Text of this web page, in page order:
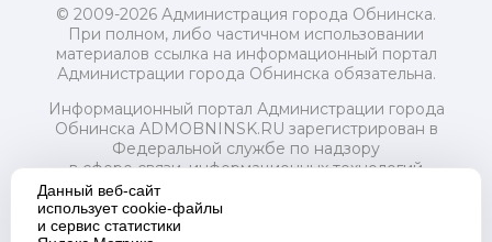
© 2009-2026 Администрация города Обнинска.
При полном, либо частичном использовании
материалов ссылка на информационный портал
Администрации города Обнинска обязательна.
Информационный портал Администрации города
Обнинска ADMOBNINSK.RU зарегистрирован в
Федеральной службе по надзору
в сфере связи, информационных технологий
и массовых коммуникаций (Роскомнадзор) 24 июля
2018 года.
Свидетельство о регистрации Эл № ФС77-73321
Данный веб-сайт
использует cookie-файлы
и сервис статистики